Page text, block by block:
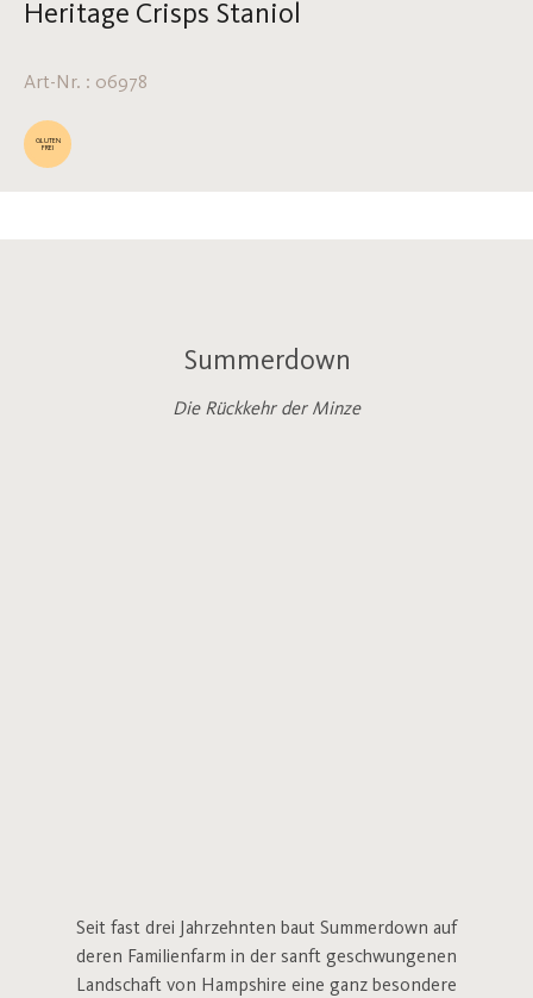
Heritage Crisps Staniol
Art-Nr. : 06978
GLUTEN
FREI
Summerdown
Die Rückkehr der Minze
Seit fast drei Jahrzehnten baut Summerdown auf
deren Familienfarm in der sanft geschwungenen
Landschaft von Hampshire eine ganz besondere